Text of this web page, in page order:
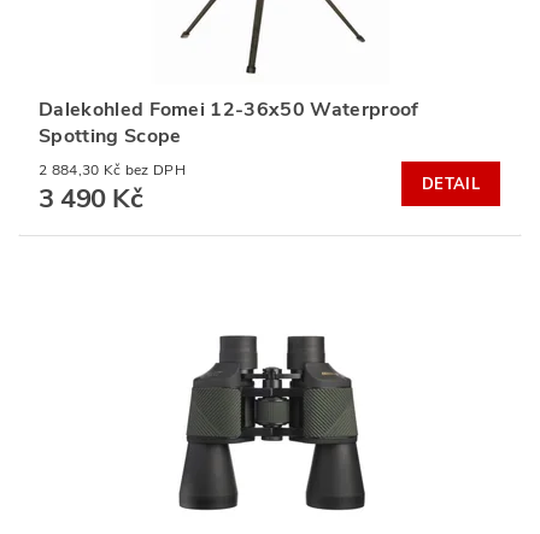
Dalekohled Fomei 12-36x50 Waterproof
Spotting Scope
2 884,30 Kč bez DPH
3 490 Kč DETAIL